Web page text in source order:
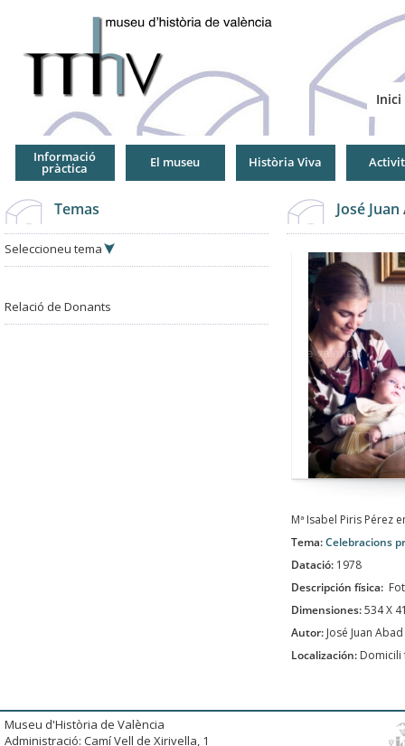
Inici
Informació
pràctica El museu Història Viva
Temas
Seleccioneu tema
Relació de Donants
José
Mª Isabel Piris Pérez
Tema:Celebracions
Datació: 1978
Descripción física:
Dimensiones:534 X
Autor: José Juan
Localización: Domicili
Museu d'Història de València
Administració: Camí Vell de Xirivella, 1